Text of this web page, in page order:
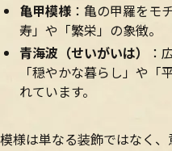
亀甲模様 ：亀の甲羅をモ
寿」や「繁栄」の象徴。
青海波（せいがいは）
：
「穏やかな暮らし」や「
れています。
模様は単なる装飾ではなく